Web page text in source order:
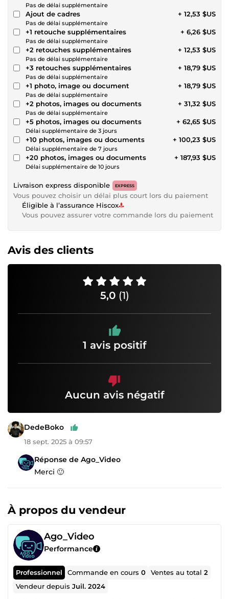
Pas de délai supplémentaire
Ajout de cadres
Pas de délai supplémentaire
+ 12,53 $US
+1 retouche supplémentaires
Pas de délai supplémentaire
+ 6,26 $US
+2 retouches supplémentaires
Pas de délai supplémentaire
+ 12,53 $US
+3 retouches supplémentaires
Pas de délai supplémentaire
+ 18,79 $US
+1 photo, image ou document
Pas de délai supplémentaire
+ 18,79 $US
+2 photos, images ou documents
Pas de délai supplémentaire
+ 31,32 $US
+5 photos, images ou documents
Délai supplémentaire de 3 jours
+ 62,65 $US
+10 photos, images ou documents
Délai supplémentaire de 7 jours
+ 100,23 $US
+20 photos, images ou documents
Délai supplémentaire de 10 jours
+ 187,93 $US
Livraison express disponible EXPRESS
Vous pouvez choisir un délai plus court lors du paiement
Éligible à l’assurance Hiscox
Vous pouvez assurer votre commande lors du paiement
Avis des clients
5,0 (1)
1 avis positif
Aucun avis négatif
DedeBoko
18 sept. 2025 à 09:57
Réponse de Ago_Video
Merci 🙂
À propos du vendeur
Ago_Video
Performance
Professionnel Commande en cours0 Ventes au total2
Vendeur depuisJuil. 2024